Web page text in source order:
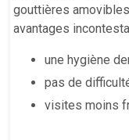
gouttières
avantages
une hygiène
pas de
visites moins